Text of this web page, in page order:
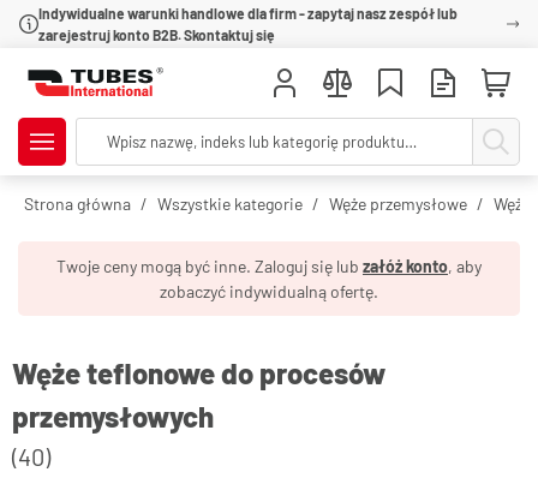
Indywidualne warunki handlowe dla firm - zapytaj nasz zespół lub
zarejestruj konto B2B. Skontaktuj się
Strona główna Wszystkie kategorie Węże przemysłowe
Twoje ceny mogą być inne. Zaloguj się lub załóż konto, aby
zobaczyć indywidualną ofertę.
Węże teflonowe do procesów
przemysłowych
(40)